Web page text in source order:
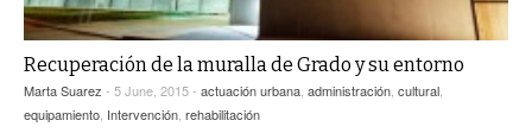
Recuperación de la muralla de Grado y su entorno
Marta Suarez - 5 June, 2015 - actuación urbana administración cultural
equipamiento Intervención rehabilitación